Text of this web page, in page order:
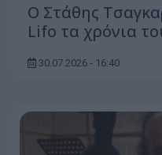
Ο Στάθης
Lifo τα χρόνια
30.07.2026 - 16:40